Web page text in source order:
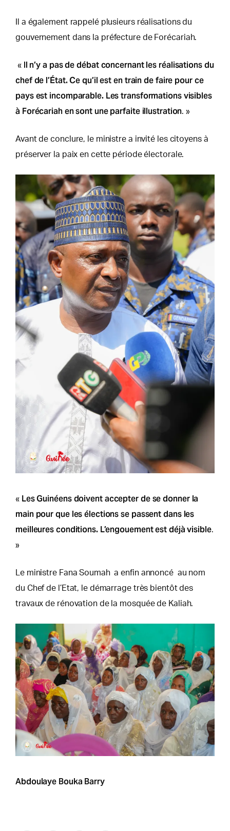
Il a également rappelé plusieurs réalisations du
gouvernement dans la préfecture de Forécariah.
« Il n’y a pas de débat concernant les réalisations du
chef de l’État. Ce qu’il est en train de faire pour ce
pays est incomparable. Les transformations visibles
à Forécariah en sont une parfaite illustration. »
Avant de conclure, le ministre a invité les citoyens à
préserver la paix en cette période électorale.
« Les Guinéens doivent accepter de se donner la
main pour que les élections se passent dans les
meilleures conditions. L’engouement est déjà visible.
»
Le ministre Fana Soumah a enfin annoncé au nom
du Chef de l’Etat, le démarrage très bientôt des
travaux de rénovation de la mosquée de Kaliah.
Abdoulaye Bouka Barry